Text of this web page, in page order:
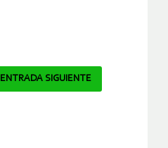
ENTRADA SIGUIENTE